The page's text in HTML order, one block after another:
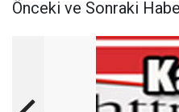
Önceki ve Sonraki